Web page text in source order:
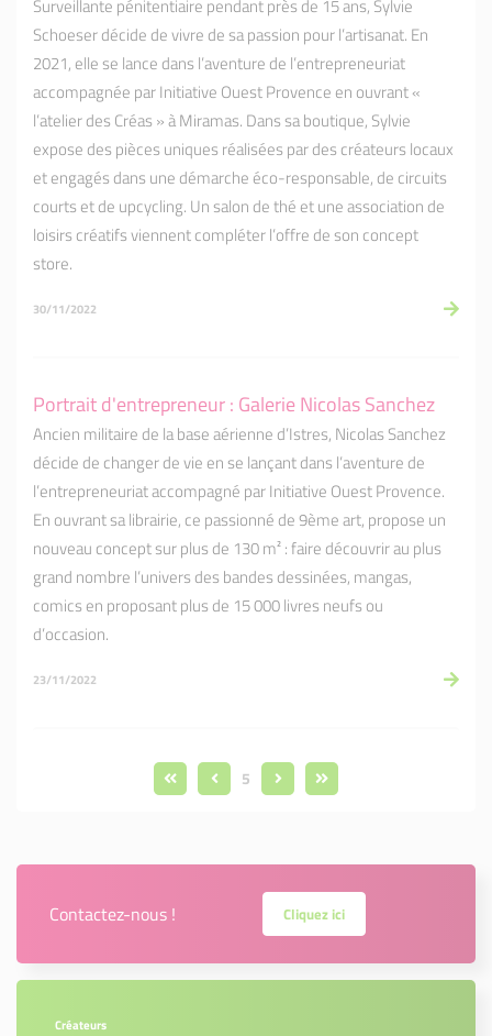
Surveillante pénitentiaire pendant près de 15 ans, Sylvie
Schoeser décide de vivre de sa passion pour l’artisanat. En
2021, elle se lance dans l’aventure de l’entrepreneuriat
accompagnée par Initiative Ouest Provence en ouvrant «
l’atelier des Créas » à Miramas. Dans sa boutique, Sylvie
expose des pièces uniques réalisées par des créateurs locaux
et engagés dans une démarche éco-responsable, de circuits
courts et de upcycling. Un salon de thé et une association de
loisirs créatifs viennent compléter l’offre de son concept
store.
30/11/2022
Portrait d'entrepreneur : Galerie Nicolas Sanchez
Ancien militaire de la base aérienne d’Istres, Nicolas Sanchez
décide de changer de vie en se lançant dans l’aventure de
l’entrepreneuriat accompagné par Initiative Ouest Provence.
En ouvrant sa librairie, ce passionné de 9ème art, propose un
nouveau concept sur plus de 130 m² : faire découvrir au plus
grand nombre l’univers des bandes dessinées, mangas,
comics en proposant plus de 15 000 livres neufs ou
d’occasion.
23/11/2022
5
Contactez-nous ! Cliquez ici
Créateurs